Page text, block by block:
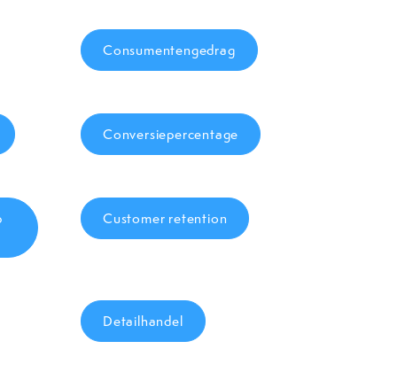
Consumentengedrag
Conversiepercentage
Customer retention
Detailhandel